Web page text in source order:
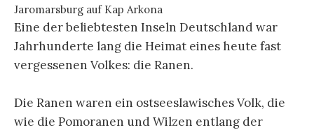
Jaromarsburg auf Kap Arkona
Eine der beliebtesten Inseln Deutschland war
Jahrhunderte lang die Heimat eines heute fast
vergessenen Volkes: die Ranen.
Die Ranen waren ein ostseeslawisches Volk, die
wie die Pomoranen und Wilzen entlang der